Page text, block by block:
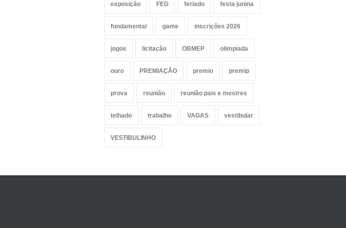
exposição FEG feriado festa junina
fundamental game inscrições 2026
jogos licitação OBMEP olimpiada
ouro PREMIAÇÃO premio premip
prova reunião reunião pais e mestres
telhado trabalho VAGAS vestibular
VESTIBULINHO